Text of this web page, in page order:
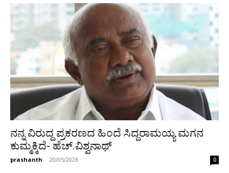
ನನ್ನ ವಿರುದ್ದ ಪ್ರಕರಣದ ಹಿಂದೆ ಸಿದ್ದರಾಮಯ್ಯ ಮಗನ
ಕುಮ್ಮಕ್ಕಿದೆ- ಹೆಚ್.ವಿಶ್ವನಾಥ್
prashanth - 20/05/2026 0